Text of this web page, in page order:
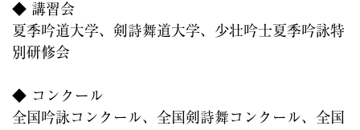
◆ 講習会
夏季吟道大学、剣詩舞道大学、少壮吟士夏季吟詠特
別研修会
◆ コンクール
全国吟詠コンクール、全国剣詩舞コンクール、全国